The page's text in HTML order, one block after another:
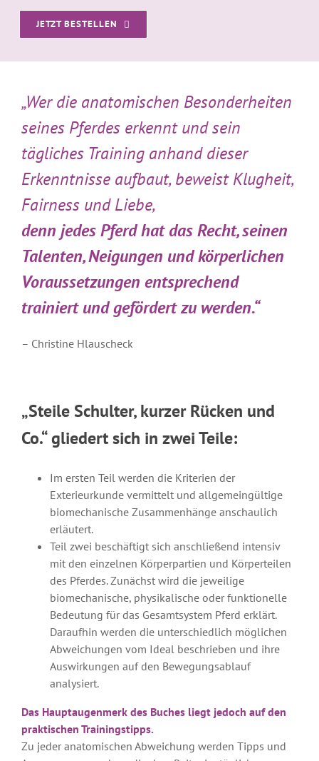
JETZT BESTELLEN
„Wer die anatomischen Besonderheiten
seines Pferdes erkennt und sein
tägliches Training anhand dieser
Erkenntnisse aufbaut, beweist Klugheit,
Fairness und Liebe,
denn jedes Pferd hat das Recht, seinen
Talenten, Neigungen und körperlichen
Voraussetzungen entsprechend
trainiert und gefördert zu werden.“
– Christine Hlauscheck
„Steile Schulter, kurzer Rücken und
Co.“ gliedert sich in zwei Teile:
Im ersten Teil werden die Kriterien der
Exterieurkunde vermittelt und allgemeingültige
biomechanische Zusammenhänge anschaulich
erläutert.
Teil zwei beschäftigt sich anschließend intensiv
mit den einzelnen Körperpartien und Körperteilen
des Pferdes. Zunächst wird die jeweilige
biomechanische, physikalische oder funktionelle
Bedeutung für das Gesamtsystem Pferd erklärt.
Daraufhin werden die unterschiedlich möglichen
Abweichungen vom Ideal beschrieben und ihre
Auswirkungen auf den Bewegungsablauf
analysiert.
Das Hauptaugenmerk des Buches liegt jedoch auf den
praktischen Trainingstipps.
Zu jeder anatomischen Abweichung werden Tipps und